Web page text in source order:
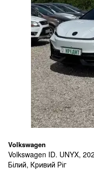
Volkswagen
Volkswagen ID. UNYX,
Білий, Кривий Ріг